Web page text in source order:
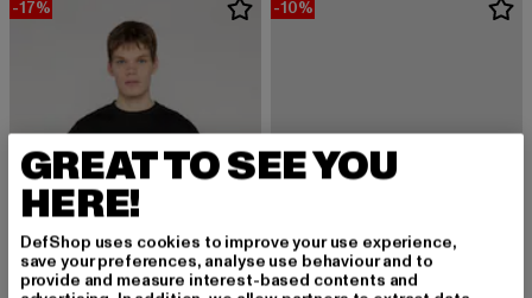
-17% -10%
GREAT TO SEE YOU
HERE!
DefShop uses cookies to improve your use experience,
save your preferences, analyse use behaviour and to
provide and measure interest-based contents and